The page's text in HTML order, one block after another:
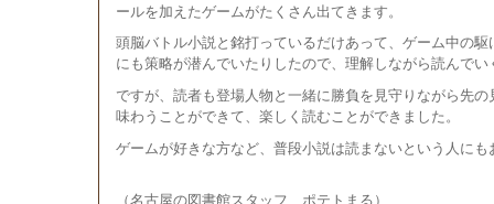
ールを加えたゲームがたくさん出てきます。
頭脳バトル小説と銘打っているだけあって、ゲーム中の
にも策略が潜んでいたりしたので、理解しながら読んで
ですが、読者も登場人物と一緒に勝負を見守りながら先
味わうことができて、楽しく読むことができました。
ゲームが好きな方など、普段小説は読まないという人に
（名古屋の図書館スタッフ ポテトまる）